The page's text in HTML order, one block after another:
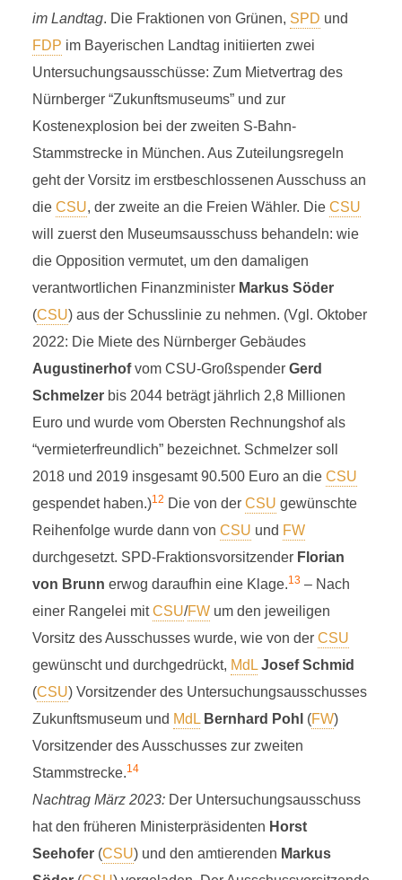
DEZEMBER 2022
im Landtag. Die Fraktionen von Grünen, SPD und
FDP im Bayerischen Landtag initiierten zwei
Untersuchungsausschüsse: Zum Mietvertrag des
Nürnberger “Zukunftsmuseums” und zur
Kostenexplosion bei der zweiten S-Bahn-
Stammstrecke in München. Aus Zuteilungsregeln
geht der Vorsitz im erstbeschlossenen Ausschuss an
die CSU, der zweite an die Freien Wähler. Die CSU
will zuerst den Museumsausschuss behandeln: wie
die Opposition vermutet, um den damaligen
verantwortlichen Finanzminister Markus Söder
(CSU) aus der Schusslinie zu nehmen. (Vgl. Oktober
2022: Die Miete des Nürnberger Gebäudes
Augustinerhofvom CSU-Großspender Gerd
Schmelzerbis 2044 beträgt jährlich 2,8 Millionen
Euro und wurde vom Obersten Rechnungshof als
“vermieterfreundlich” bezeichnet. Schmelzer soll
2018 und 2019 insgesamt 90.500 Euro an die CSU
gespendet haben.)12 Die von der CSU gewünschte
Reihenfolge wurde dann von CSU und FW
durchgesetzt. SPD-Fraktionsvorsitzender Florian
von Brunn erwog daraufhin eine Klage.13– Nach
einer Rangelei mitCSU/FWum den jeweiligen
Vorsitz des Ausschusses wurde, wie von der CSU
gewünscht und durchgedrückt, MdL Josef Schmid
(CSU) Vorsitzender des Untersuchungsausschusses
Zukunftsmuseum und MdL Bernhard Pohl (FW)
Vorsitzender des Ausschusses zur zweiten
Stammstrecke.14
Nachtrag März 2023:Der Untersuchungsausschuss
hat den früheren Ministerpräsidenten Horst
Seehofer(CSU) und den amtierenden Markus